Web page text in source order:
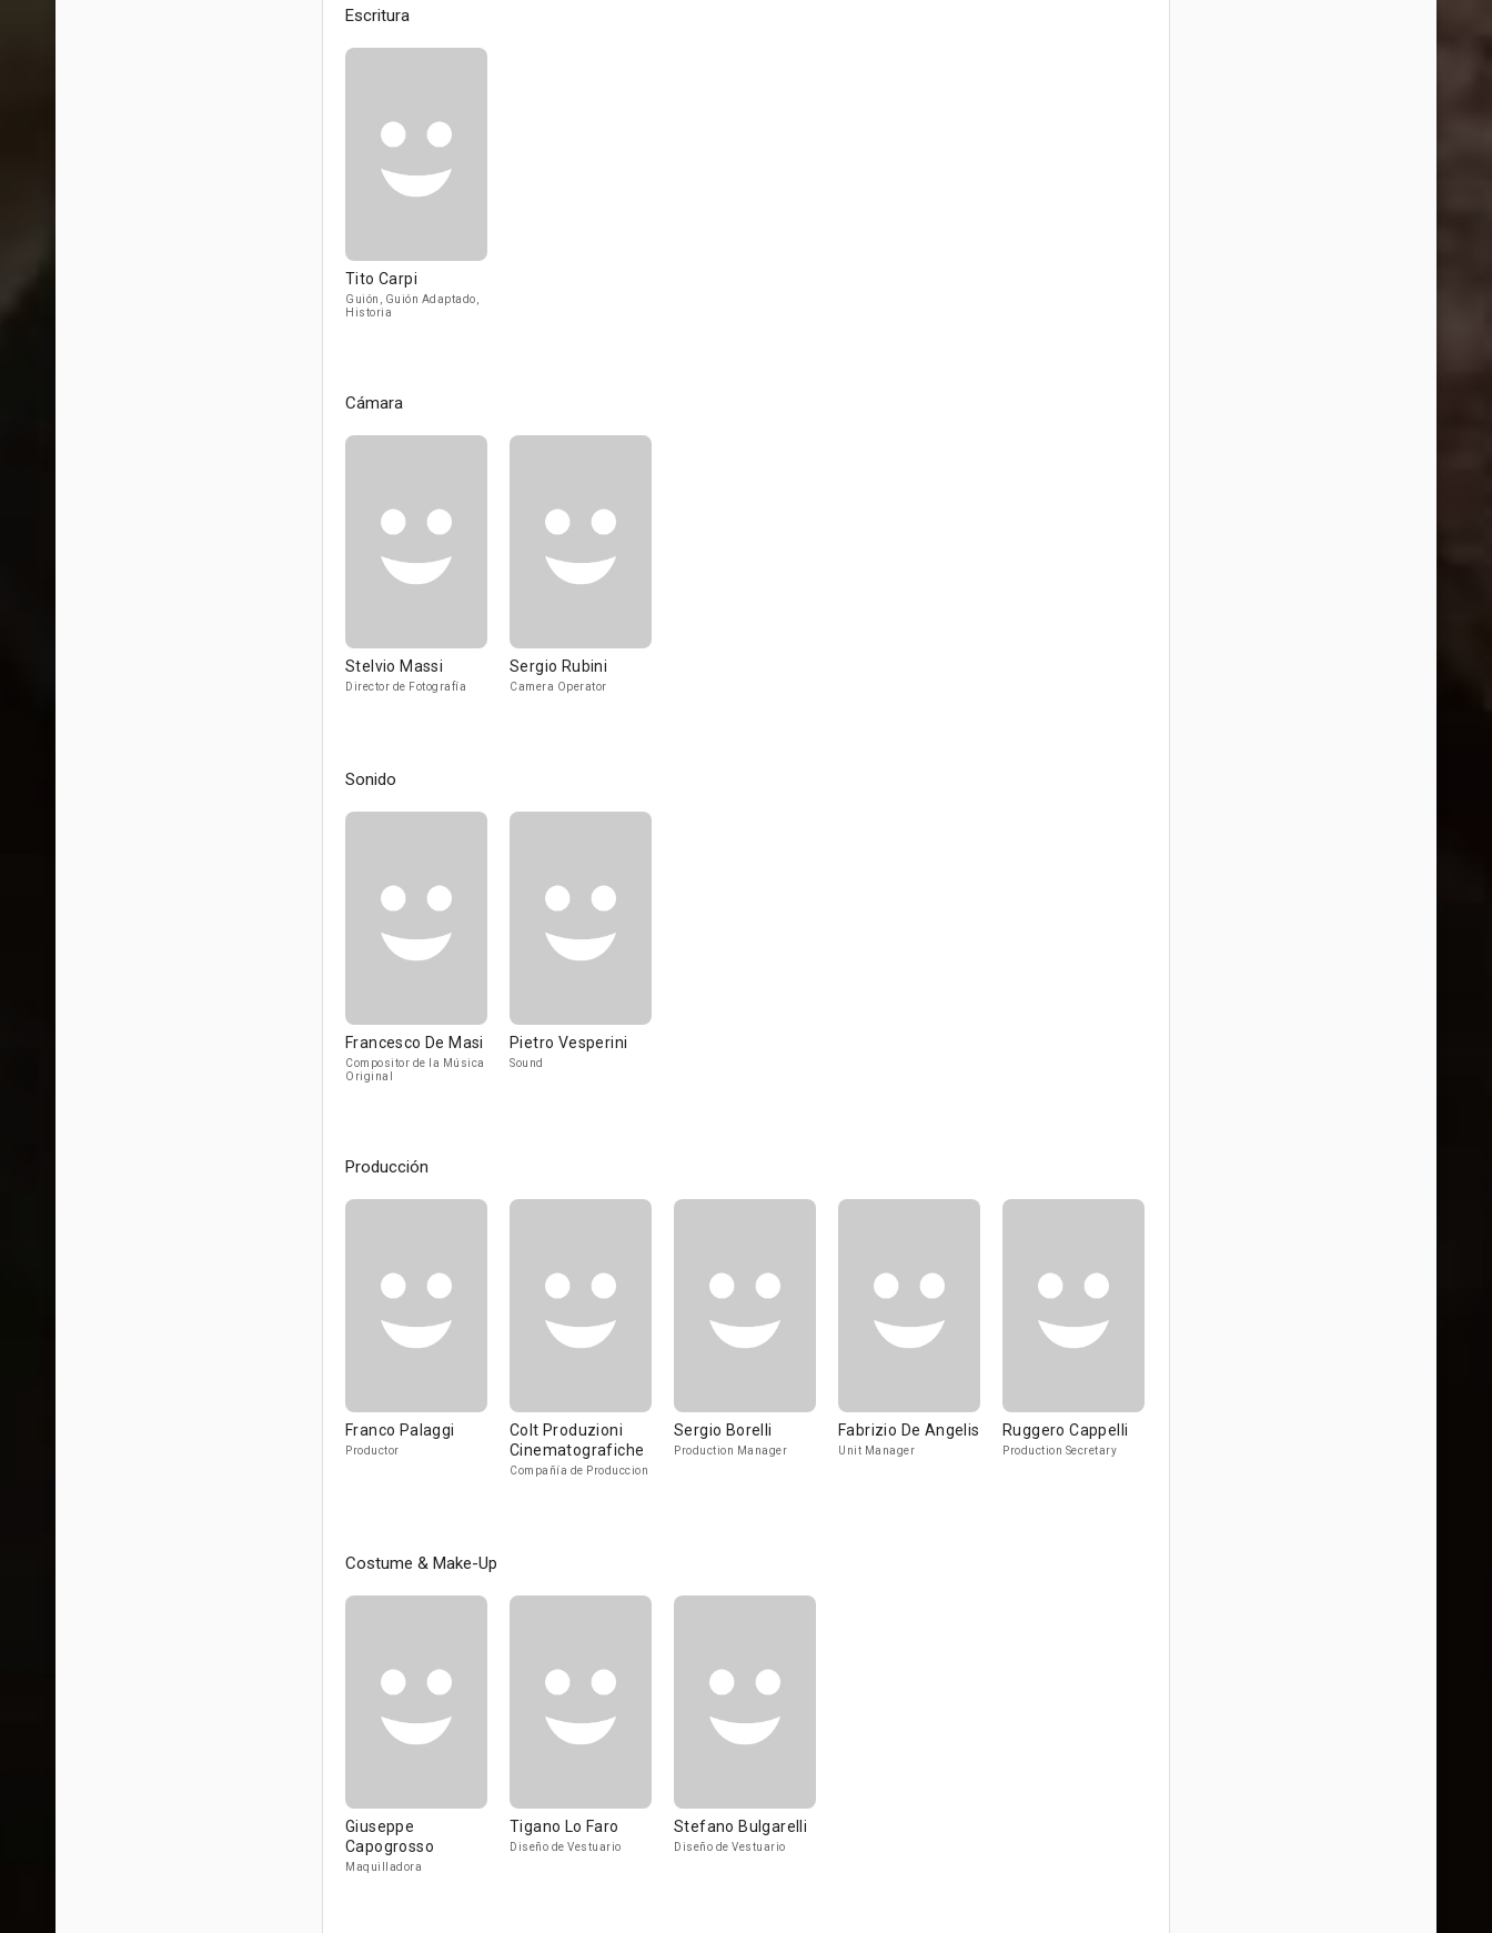
Escritura
Tito Carpi
Guión, Guión Adaptado,
Historia
Cámara
Stelvio Massi
Director de Fotografía
Sergio Rubini
Camera Operator
Sonido
Francesco De Masi
Compositor de la Música
Original
Pietro Vesperini
Sound
Producción
Franco Palaggi
Productor
Colt Produzioni
Cinematografiche
Compañía de Produccion
Sergio Borelli
Production Manager
Fabrizio De Angelis
Unit Manager
Ruggero Cappelli
Production Secretary
Costume & Make-Up
Giuseppe
Capogrosso
Maquilladora
Tigano Lo Faro
Diseño de Vestuario
Stefano Bulgarelli
Diseño de Vestuario